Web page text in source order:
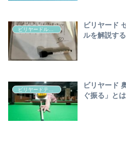
ビリヤード
ルを解説す
ビリヤード
ぐ振る」とは